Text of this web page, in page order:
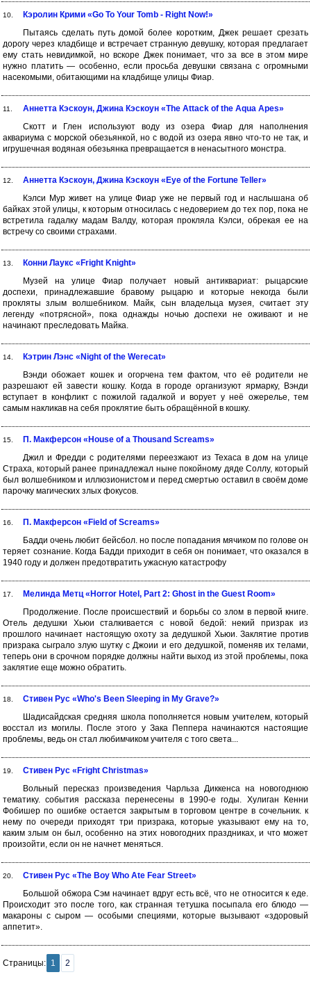
10.
Кэролин Крими «Go To Your Tomb - Right Now!»
Пытаясь сделать путь домой более коротким, Джек решает срезать
дорогу через кладбище и встречает странную девушку, которая предлагает
ему стать невидимкой, но вскоре Джек понимает, что за все в этом мире
нужно платить — особенно, если просьба девушки связана с огромными
насекомыми, обитающими на кладбище улицы Фиар.
11.
Аннетта Кэскоун, Джина Кэскоун «The Attack of the Aqua Apes»
Скотт и Глен используют воду из озера Фиар для наполнения
аквариума с морской обезьянкой, но с водой из озера явно что-то не так, и
игрушечная водяная обезьянка превращается в ненасытного монстра.
12.
Аннетта Кэскоун, Джина Кэскоун «Eye of the Fortune Teller»
Кэлси Мур живет на улице Фиар уже не первый год и наслышана об
байках этой улицы, к которым относилась с недоверием до тех пор, пока не
встретила гадалку мадам Валду, которая прокляла Кэлси, обрекая ее на
встречу со своими страхами.
13.
Конни Лаукс «Fright Knight»
Музей на улице Фиар получает новый антиквариат: рыцарские
доспехи, принадлежавшие бравому рыцарю и которые некогда были
прокляты злым волшебником. Майк, сын владельца музея, считает эту
легенду «потрясной», пока однажды ночью доспехи не оживают и не
начинают преследовать Майка.
14.
Кэтрин Лэнс «Night of the Werecat»
Вэнди обожает кошек и огорчена тем фактом, что её родители не
разрешают ей завести кошку. Когда в городе организуют ярмарку, Вэнди
вступает в конфликт с пожилой гадалкой и ворует у неё ожерелье, тем
самым накликав на себя проклятие быть обращённой в кошку.
15.
П. Макферсон «House of a Thousand Screams»
Джил и Фредди с родителями переезжают из Техаса в дом на улице
Страха, который ранее принадлежал ныне покойному дяде Соллу, который
был волшебником и иллюзионистом и перед смертью оставил в своём доме
парочку магических злых фокусов.
16.
П. Макферсон «Field of Screams»
Бадди очень любит бейсбол. но после попадания мячиком по голове он
теряет сознание. Когда Бадди приходит в себя он понимает, что оказался в
1940 году и должен предотвратить ужасную катастрофу
17.
Мелинда Метц «Horror Hotel, Part 2: Ghost in the Guest Room»
Продолжение. После происшествий и борьбы со злом в первой книге.
Отель дедушки Хьюи сталкивается с новой бедой: некий призрак из
прошлого начинает настоящую охоту за дедушкой Хьюи. Заклятие против
призрака сыграло злую шутку с Джоии и его дедушкой, поменяв их телами,
теперь они в срочном порядке должны найти выход из этой проблемы, пока
заклятие еще можно обратить.
18.
Стивен Рус «Who's Been Sleeping in My Grave?»
Шадисайдская средняя школа пополняется новым учителем, который
восстал из могилы. После этого у Зака Пеппера начинаются настоящие
проблемы, ведь он стал любимчиком учителя с того света...
19.
Стивен Рус «Fright Christmas»
Вольный пересказ произведения Чарльза Диккенса на новогоднюю
тематику. события рассказа перенесены в 1990-е годы. Хулиган Кенни
Фобишер по ошибке остается закрытым в торговом центре в сочельник. к
нему по очереди приходят три призрака, которые указывают ему на то,
каким злым он был, особенно на этих новогодних праздниках, и что может
произойти, если он не начнет меняться.
20.
Стивен Рус «The Boy Who Ate Fear Street»
Большой обжора Сэм начинает вдруг есть всё, что не относится к еде.
Происходит это после того, как странная тетушка посыпала его блюдо —
макароны с сыром — особыми специями, которые вызывают «здоровый
аппетит».
Страницы: 1 2